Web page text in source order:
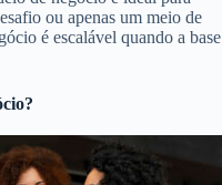
ou apenas um meio de
é escalável quando a base